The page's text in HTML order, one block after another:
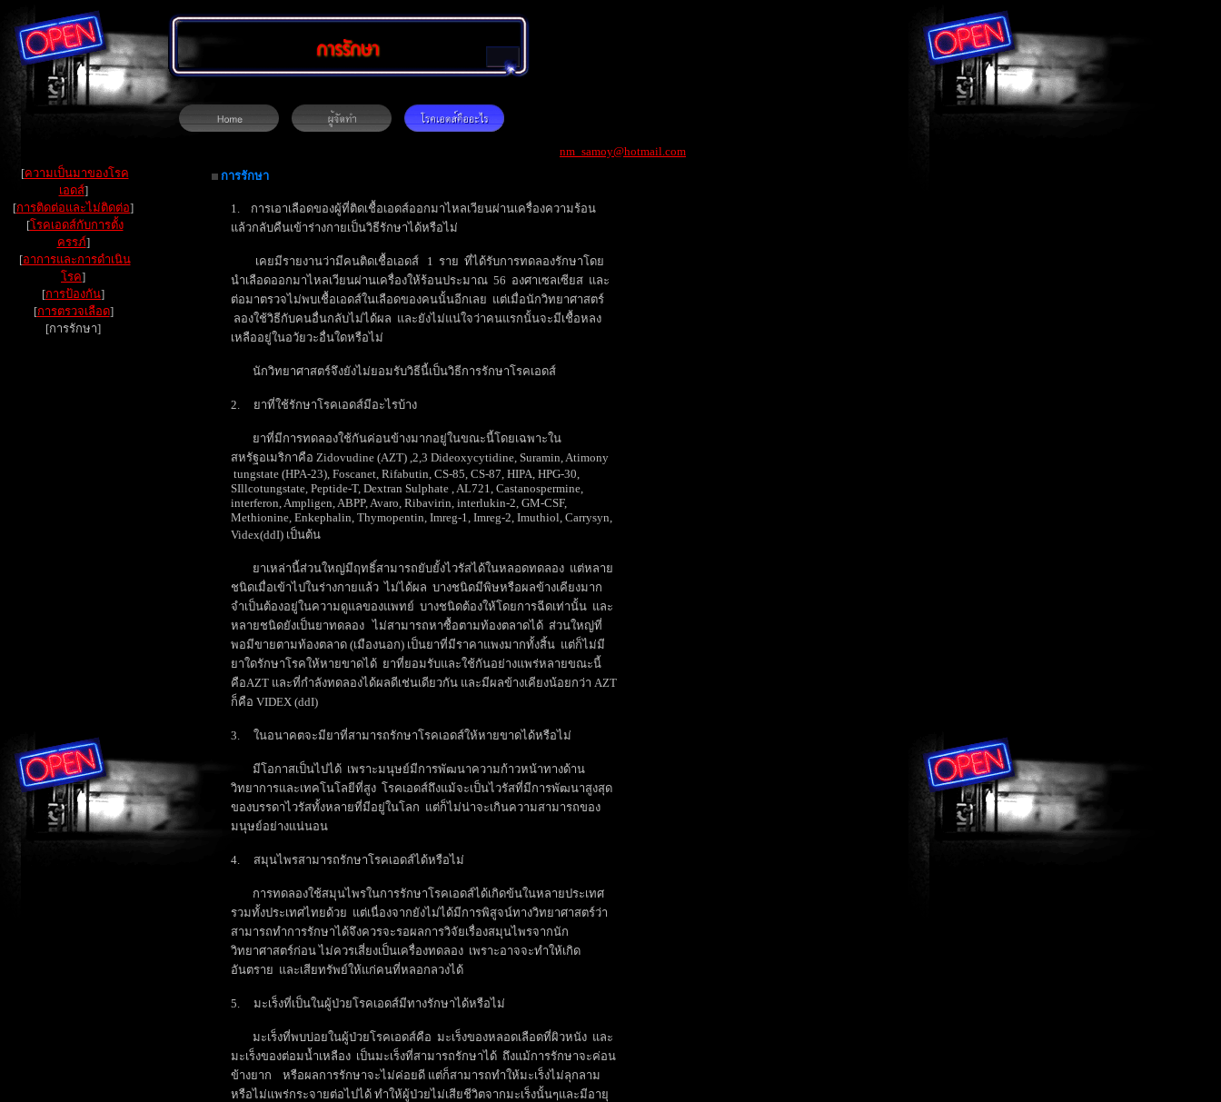
nm_samoy@hotmail.com
[ความเป็นมาของโรค
เอดส์]
[การติดต่อและไม่ติดต่อ]
[โรคเอดส์กับการตั้ง
ครรภ์]
[อาการและการดำเนิน
โรค]
[การป้องกัน]
[การตรวจเลือด]
[การรักษา]
การรักษา
1. การเอาเลือดของผู้ที่ติดเชื้อเอดส์ออกมาไหลเวียนผ่านเครื่องความร้อน
แล้วกลับคืนเข้าร่างกายเป็นวิธีรักษาได้หรือไม่
เคยมีรายงานว่ามีคนติดเชื้อเอดส์ 1 ราย ที่ได้รับการทดลองรักษาโดย
นำเลือดออกมาไหลเวียนผ่านเครื่องให้ร้อนประมาณ 56 องศาเซลเซียส และ
ต่อมาตรวจไม่พบเชื้อเอดส์ในเลือดของคนนั้นอีกเลย แต่เมื่อนักวิทยาศาสตร์
ลองใช้วิธีกับคนอื่นกลับไม่ได้ผล และยังไม่แน่ใจว่าคนแรกนั้นจะมีเชื้อหลง
เหลืออยู่ในอวัยวะอื่นใดหรือไม่
นักวิทยาศาสตร์จึงยังไม่ยอมรับวิธีนี้เป็นวิธีการรักษาโรคเอดส์
2. ยาที่ใช้รักษาโรคเอดส์มีอะไรบ้าง
ยาที่มีการทดลองใช้กันค่อนข้างมากอยู่ในขณะนี้โดยเฉพาะใน
สหรัฐอเมริกาคือ Zidovudine (AZT) ,2,3 Dideoxycytidine, Suramin, Atimony
tungstate (HPA-23), Foscanet, Rifabutin, CS-85, CS-87, HIPA, HPG-30,
SIllcotungstate, Peptide-T, Dextran Sulphate , AL721, Castanospermine,
interferon, Ampligen, ABPP, Avaro, Ribavirin, interlukin-2, GM-CSF,
Methionine, Enkephalin, Thymopentin, Imreg-1, Imreg-2, Imuthiol, Carrysyn,
Videx(ddI) เป็นต้น
ยาเหล่านี้ส่วนใหญ่มีฤทธิ์สามารถยับยั้งไวรัสได้ในหลอดทดลอง แต่หลาย
ชนิดเมื่อเข้าไปในร่างกายแล้ว ไม่ได้ผล บางชนิดมีพิษหรือผลข้างเคียงมาก
จำเป็นต้องอยู่ในความดูแลของแพทย์ บางชนิดต้องให้โดยการฉีดเท่านั้น และ
หลายชนิดยังเป็นยาทดลอง ไม่สามารถหาซื้อตามท้องตลาดได้ ส่วนใหญ่ที่
พอมีขายตามท้องตลาด (เมืองนอก) เป็นยาที่มีราคาแพงมากทั้งสิ้น แต่ก็ไม่มี
ยาใดรักษาโรคให้หายขาดได้ ยาที่ยอมรับและใช้กันอย่างแพร่หลายขณะนี้
คือAZT และที่กำลังทดลองได้ผลดีเช่นเดียวกัน และมีผลข้างเคียงน้อยกว่า AZT
ก็คือ VIDEX (ddI)
3. ในอนาคตจะมียาที่สามารถรักษาโรคเอดส์ให้หายขาดได้หรือไม่
มีโอกาสเป็นไปได้ เพราะมนุษย์มีการพัฒนาความก้าวหน้าทางด้าน
วิทยาการและเทคโนโลยีที่สูง โรคเอดส์ถึงแม้จะเป็นไวรัสที่มีการพัฒนาสูงสุด
ของบรรดาไวรัสทั้งหลายที่มีอยู่ในโลก แต่ก็ไม่น่าจะเกินความสามารถของ
มนุษย์อย่างแน่นอน
4. สมุนไพรสามารถรักษาโรคเอดส์ได้หรือไม่
การทดลองใช้สมุนไพรในการรักษาโรคเอดส์ได้เกิดข้นในหลายประเทศ
รวมทั้งประเทศไทยด้วย แต่เนื่องจากยังไม่ได้มีการพิสูจน์ทางวิทยาศาสตร์ว่า
สามารถทำการรักษาได้จึงควรจะรอผลการวิจัยเรื่องสมุนไพรจากนัก
วิทยาศาสตร์ก่อน ไม่ควรเสี่ยงเป็นเครื่องทดลอง เพราะอาจจะทำให้เกิด
อันตราย และเสียทรัพย์ให้แก่คนที่หลอกลวงได้
5. มะเร็งที่เป็นในผู้ป่วยโรคเอดส์มีทางรักษาได้หรือไม่
มะเร็งที่พบบ่อยในผู้ป่วยโรคเอดส์คือ มะเร็งของหลอดเลือดที่ผิวหนัง และ
มะเร็งของต่อมน้ำเหลือง เป็นมะเร็งที่สามารถรักษาได้ ถึงแม้การรักษาจะค่อน
ข้างยาก หรือผลการรักษาจะไม่ค่อยดี แต่ก็สามารถทำให้มะเร็งไม่ลุกลาม
หรือไม่แพร่กระจายต่อไปได้ ทำให้ผู้ป่วยไม่เสียชีวิตจากมะเร็งนั้นๆและมีอายุ